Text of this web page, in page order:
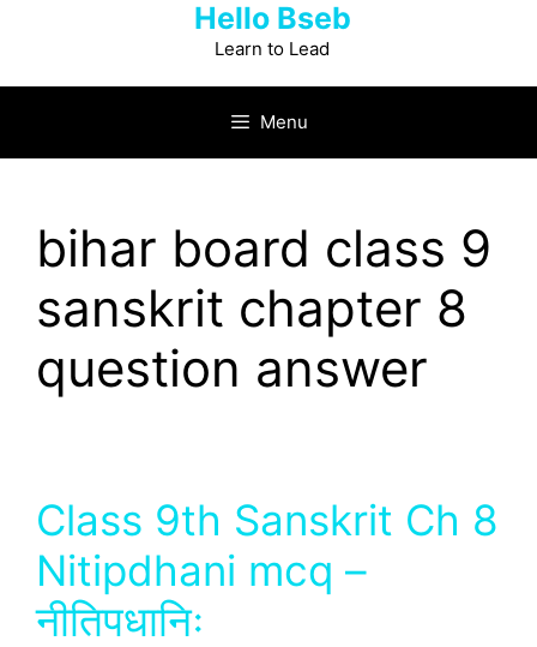
Hello Bseb
Learn to Lead
Menu
bihar board class 9
sanskrit chapter 8
question answer
Class 9th Sanskrit Ch 8
Nitipdhani mcq –
नीतिपधानिः